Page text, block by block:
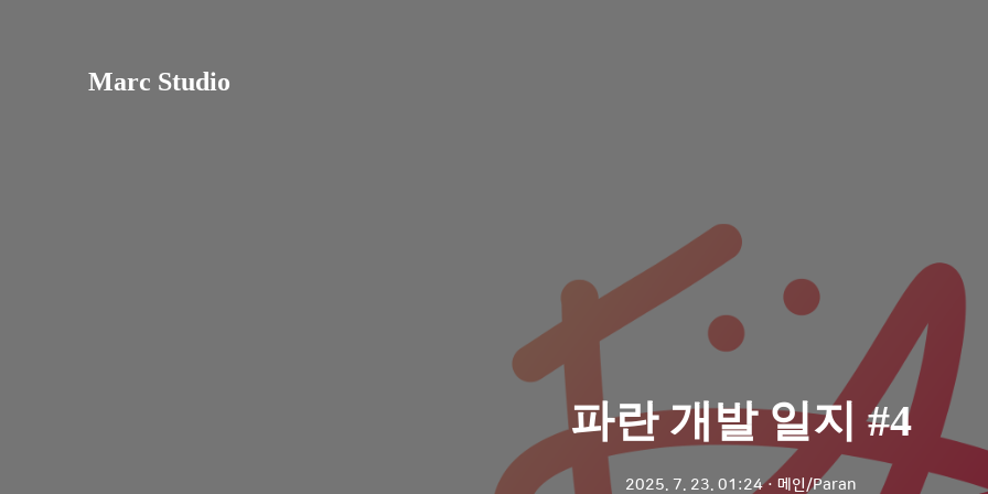
Marc Studio
파란 개발 일지 #4
2025. 7. 23. 01:24ㆍ 메인/Paran